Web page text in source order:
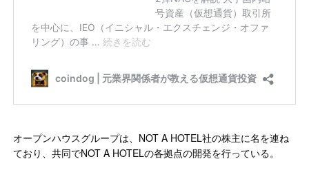
オープンハウスグループは、NOT A HOTEL社の株主に名を連ね
ており、共同でNOT A HOTELの各拠点の開発を行っている。